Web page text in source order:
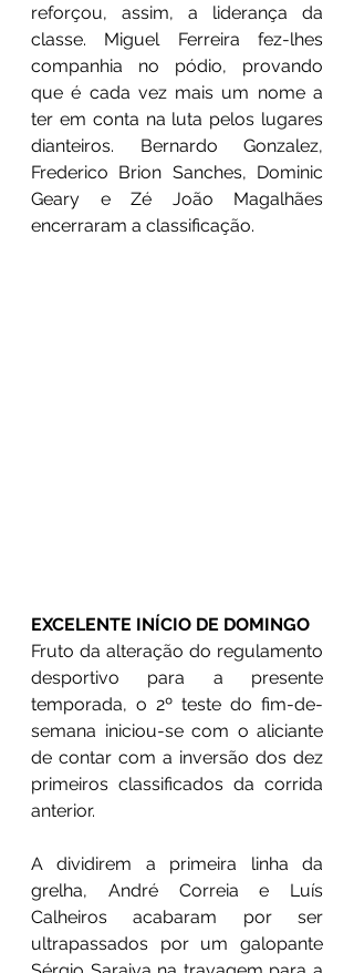
reforçou, assim, a liderança da
classe. Miguel Ferreira fez-lhes
companhia no pódio, provando
que é cada vez mais um nome a
ter em conta na luta pelos lugares
dianteiros. Bernardo Gonzalez,
Frederico Brion Sanches, Dominic
Geary e Zé João Magalhães
encerraram a classificação.
EXCELENTE INÍCIO DE DOMINGO
Fruto da alteração do regulamento
desportivo para a presente
temporada, o 2º teste do fim-de-
semana iniciou-se com o aliciante
de contar com a inversão dos dez
primeiros classificados da corrida
anterior.
A dividirem a primeira linha da
grelha, André Correia e Luís
Calheiros acabaram por ser
ultrapassados por um galopante